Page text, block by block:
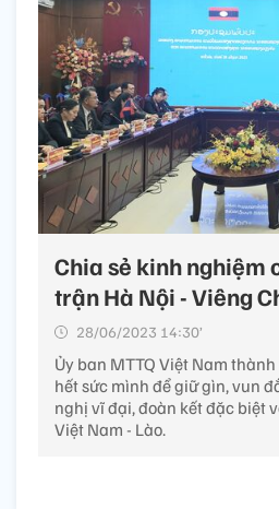
Chia sẻ kinh nghiệm
trận Hà Nội - Viêng
28/06/2023 14:30’
Ủy ban MTTQ Việt Nam
hết sức mình để giữ gìn, vun
nghị vĩ đại, đoàn kết đặc biệt
Việt Nam - Lào.